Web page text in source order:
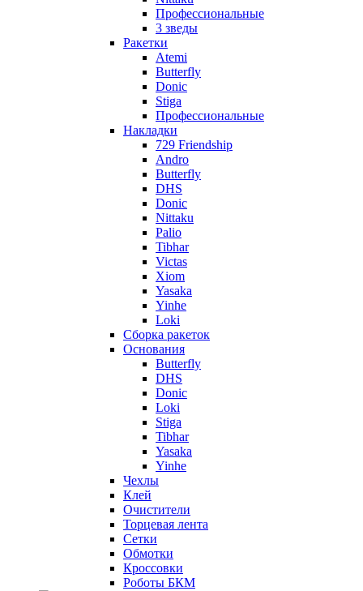
Профессиональные
3 зведы
Ракетки
Atemi
Butterfly
Donic
Stiga
Профессиональные
Накладки
729 Friendship
Andro
Butterfly
DHS
Donic
Nittaku
Palio
Tibhar
Victas
Xiom
Yasaka
Yinhe
Loki
Сборка ракеток
Основания
Butterfly
DHS
Donic
Loki
Stiga
Tibhar
Yasaka
Yinhe
Чехлы
Клей
Очистители
Торцевая лента
Сетки
Обмотки
Кроссовки
Роботы БКМ